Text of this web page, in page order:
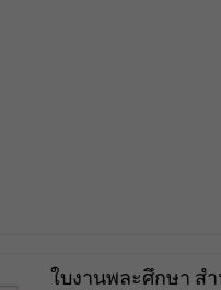
ใบงานพละศึกษา ส